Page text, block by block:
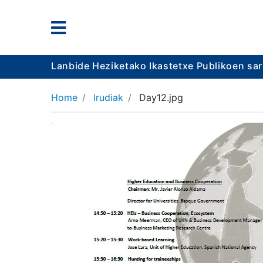
Lanbide Heziketako Ikastetxe Publikoen
Home Irudiak Day12.jpg